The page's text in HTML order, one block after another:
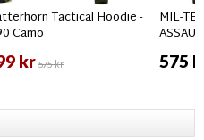
Tactical Hoodie -
Camo
kr575 kr
MIL-
Svart
575